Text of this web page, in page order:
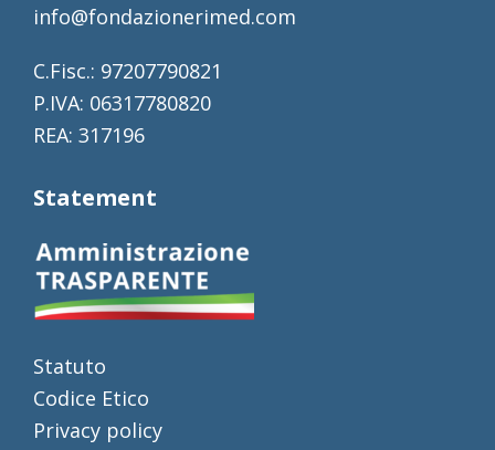
info@fondazionerimed.com
C.Fisc.: 97207790821
P.IVA: 06317780820
REA: 317196
Statement
Statuto
Codice Etico
Privacy policy